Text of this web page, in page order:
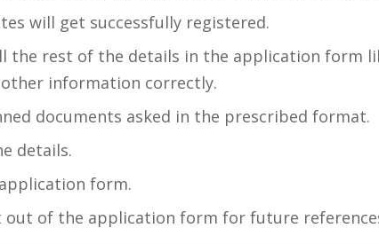
will get successfully registered.
the rest of the details in the application form
information correctly.
documents asked in the prescribed format.
details.
form.
out of the application form for future